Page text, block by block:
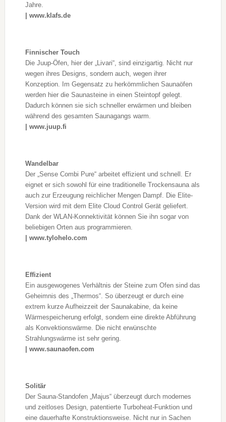
Jahre.
| www.klafs.de
Finnischer Touch
Die Juup-Öfen, hier der „Livari“, sind einzigartig. Nicht nur
wegen ihres Designs, sondern auch, wegen ihrer
Konzeption. Im Gegensatz zu herkömmlichen Saunaöfen
werden hier die Saunasteine in einen Steintopf gelegt.
Dadurch können sie sich schneller erwärmen und bleiben
während des gesamten Saunagangs warm.
| www.juup.fi
Wandelbar
Der „Sense Combi Pure“ arbeitet effizient und schnell. Er
eignet er sich sowohl für eine traditionelle Trockensauna als
auch zur Erzeugung reichlicher Mengen Dampf. Die Elite-
Version wird mit dem Elite Cloud Control Gerät geliefert.
Dank der WLAN-Konnektivität können Sie ihn sogar von
beliebigen Orten aus programmieren.
| www.tylohelo.com
Effizient
Ein ausgewogenes Verhältnis der Steine zum Ofen sind das
Geheimnis des „Thermos“. So überzeugt er durch eine
extrem kurze Aufheizzeit der Saunakabine, da keine
Wärmespeicherung erfolgt, sondern eine direkte Abführung
als Konvektionswärme. Die nicht erwünschte
Strahlungswärme ist sehr gering.
| www.saunaofen.com
Solitär
Der Sauna-Standofen „Majus“ überzeugt durch modernes
und zeitloses Design, patentierte Turboheat-Funktion und
eine dauerhafte Konstruktionsweise. Nicht nur in Sachen